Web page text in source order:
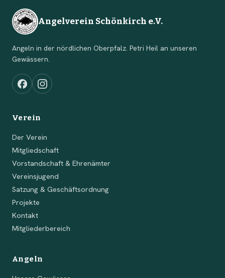
Angelverein Schönkirch e.V.
Angeln in der nördlichen Oberpfalz. Petri Heil an unseren
Gewässern.
Verein
Der Verein
Mitgliedschaft
Vorstandschaft & Ehrenämter
Vereinsjugend
Satzung & Geschäftsordnung
Projekte
Kontakt
Mitgliederbereich
Angeln